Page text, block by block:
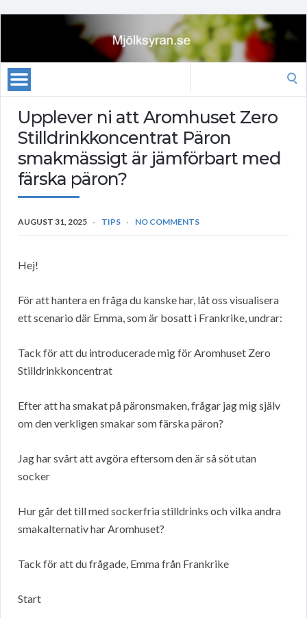
Upplever ni att Aromhuset Zero
Stilldrinkkoncentrat Päron
smakmässigt är jämförbart med
färska päron?
AUGUST 31, 2025 TIPS NO COMMENTS
Hej!
För att hantera en fråga du kanske har, låt oss visualisera
ett scenario där Emma, som är bosatt i Frankrike, undrar:
Tack för att du introducerade mig för Aromhuset Zero
Stilldrinkkoncentrat
Efter att ha smakat på päronsmaken, frågar jag mig själv
om den verkligen smakar som färska päron?
Jag har svårt att avgöra eftersom den är så söt utan
socker
Hur går det till med sockerfria stilldrinks och vilka andra
smakalternativ har Aromhuset?
Tack för att du frågade, Emma från Frankrike
Start